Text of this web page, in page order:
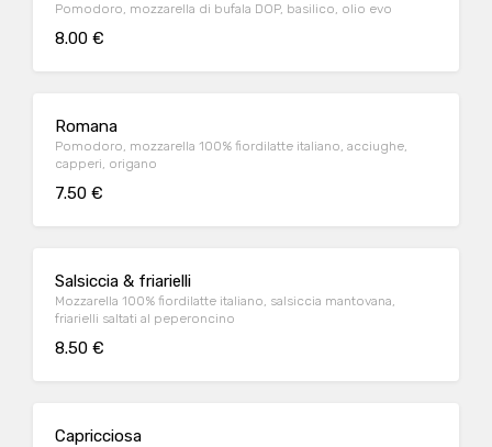
Pomodoro, mozzarella di bufala DOP, basilico, olio evo
8.00 €
Romana
Pomodoro, mozzarella 100% fiordilatte italiano, acciughe,
capperi, origano
7.50 €
Salsiccia & friarielli
Mozzarella 100% fiordilatte italiano, salsiccia mantovana,
friarielli saltati al peperoncino
8.50 €
Capricciosa